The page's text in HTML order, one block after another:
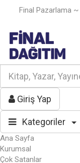
Final Pazarlama ~
Giriş Yap
Kategoriler
Ana Sayfa
Kurumsal
Çok Satanlar